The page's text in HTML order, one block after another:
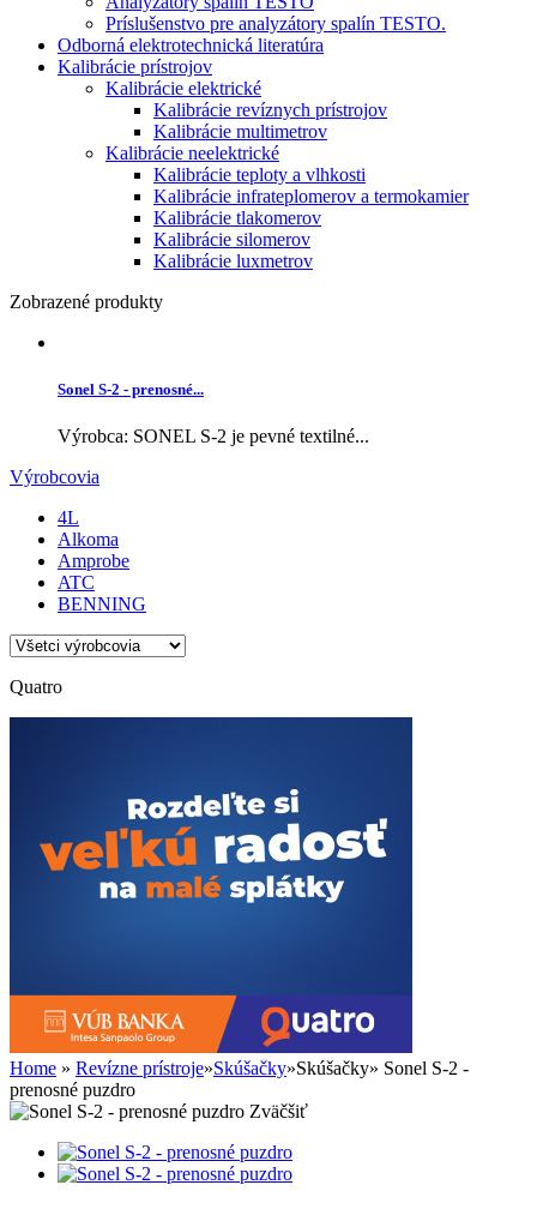
Príslušenstvo pre analyzátory spalín TESTO.
Odborná elektrotechnická literatúra
Kalibrácie prístrojov
Kalibrácie elektrické
Kalibrácie revíznych prístrojov
Kalibrácie multimetrov
Kalibrácie neelektrické
Kalibrácie teploty a vlhkosti
Kalibrácie infrateplomerov a termokamier
Kalibrácie tlakomerov
Kalibrácie silomerov
Kalibrácie luxmetrov
Zobrazené produkty
Sonel S-2 - prenosné...
Výrobca: SONEL S-2 je pevné textilné...
Výrobcovia
4L
Alkoma
Amprobe
ATC
BENNING
Quatro
Home » Revízne prístroje»Skúšačky»Skúšačky» Sonel S-2 -
prenosné puzdro
Zväčšiť